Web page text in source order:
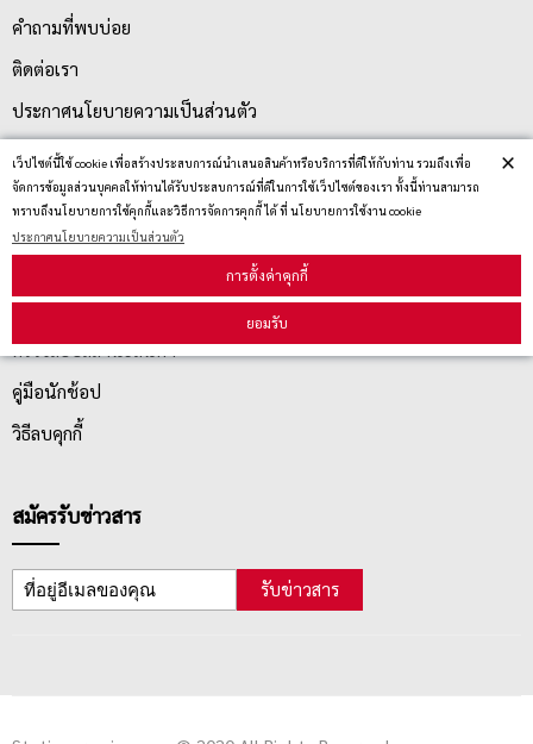
เว็ปไซต์นี้ใช้ cookie เพื่อสร้างประสบการณ์นำเสนอสินค้าหรือบริการที่ดีให้กับท่าน รวมถึงเพื่อ
จัดการข้อมูลส่วนบุคคลให้ท่านได้รับประสบการณ์ที่ดีในการใช้เว็ปไซต์ของเรา ทั้งนี้ท่านสามารถ
ทราบถึงนโยบายการใช้คุกกี้และวิธีการจัดการคุกกี้ ได้ ที่ นโยบายการใช้งาน cookie
ประกาศนโยบายความเป็นส่วนตัว
การตั้งค่าคุกกี้
ยอมรับ
×
คำถามที่พบบ่อย
ติดต่อเรา
ประกาศนโยบายความเป็นส่วนตัว
นโยบายการจัดส่ง
นโยบายการเปลี่ยน/คืน สินค้า
ตรวจสอบสถานะสินค้า
คู่มือนักช้อป
วิธีลบคุกกี้
สมัครรับข่าวสาร
รับข่าวสาร